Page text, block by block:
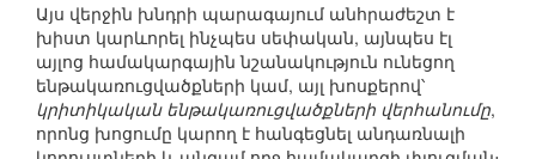
Այս վերջին խնդրի պարագայում անհրաժեշտ է
խիստ կարևորել ինչպես սեփական, այնպես էլ
այլոց համակարգային նշանակություն ունեցող
ենթակառուցվածքների կամ, այլ խոսքերով՝
կրիտիկական ենթակառուցվածքների վերհանումը,
որոնց խոցումը կարող է հանգեցնել անդառնալի